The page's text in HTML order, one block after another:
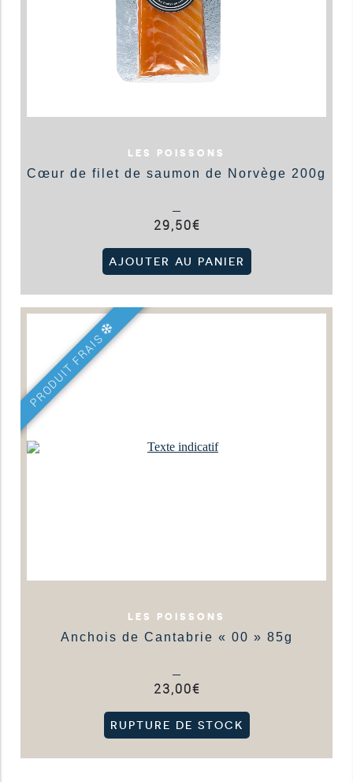
LES POISSONS
Cœur de filet de saumon de Norvège 200g
29,50€
AJOUTER AU PANIER
PRODUIT FRAIS
LES POISSONS
Anchois de Cantabrie « 00 » 85g
23,00€
RUPTURE DE STOCK